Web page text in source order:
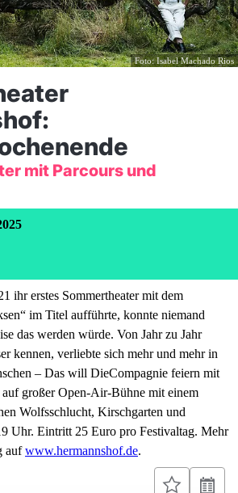
Foto: Isabel Machado Rios
mit Parcours und
ihr erstes Sommertheater mit dem
im Titel aufführte, konnte niemand
das werden würde. Von Jahr zu Jahr
kennen, verliebte sich mehr und mehr in
– Das will DieCompagnie feiern mit
großer Open-Air-Bühne mit einem
Wolfsschlucht, Kirschgarten und
Uhr. Eintritt 25 Euro pro Festivaltag. Mehr
aufwww.hermannshof.de.